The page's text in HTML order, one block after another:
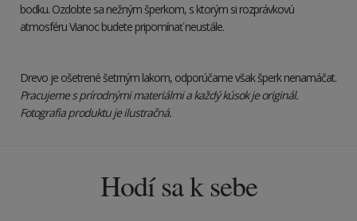
bodku. Ozdobte sa nežným šperkom, s ktorým si rozprávkovú
atmosféru Vianoc budete pripomínať neustále.
Drevo je ošetrené šetrným lakom, odporúčame však šperk nenamáčat.
Pracujeme s prírodnými materiálmi a každý kúsok je originál.
Fotografia produktu je ilustračná.
Hodí sa k sebe